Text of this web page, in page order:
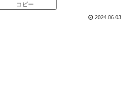
コピー
2024.06.03